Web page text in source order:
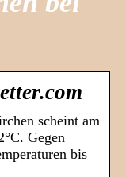
scheint am
Gegen
bis